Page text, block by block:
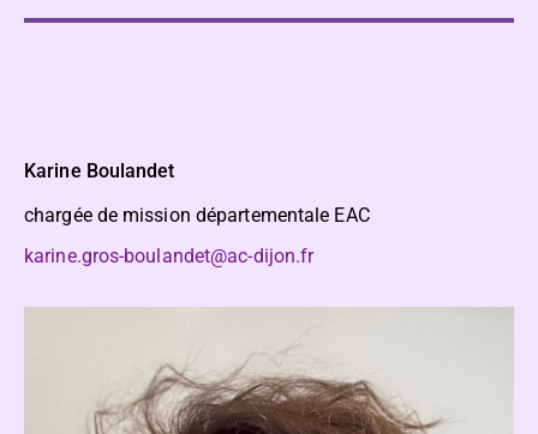
Karine Boulandet
chargée de mission départementale EAC
karine.gros-boulandet@ac-dijon.fr